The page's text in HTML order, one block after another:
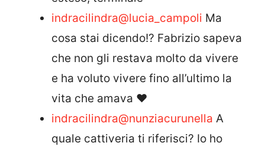
indracilindra@lucia_campoli Ma
cosa stai dicendo!? Fabrizio sapeva
che non gli restava molto da vivere
e ha voluto vivere fino all’ultimo la
vita che amava ❤️
indracilindra@nunziacurunella A
quale cattiveria ti riferisci? Io ho